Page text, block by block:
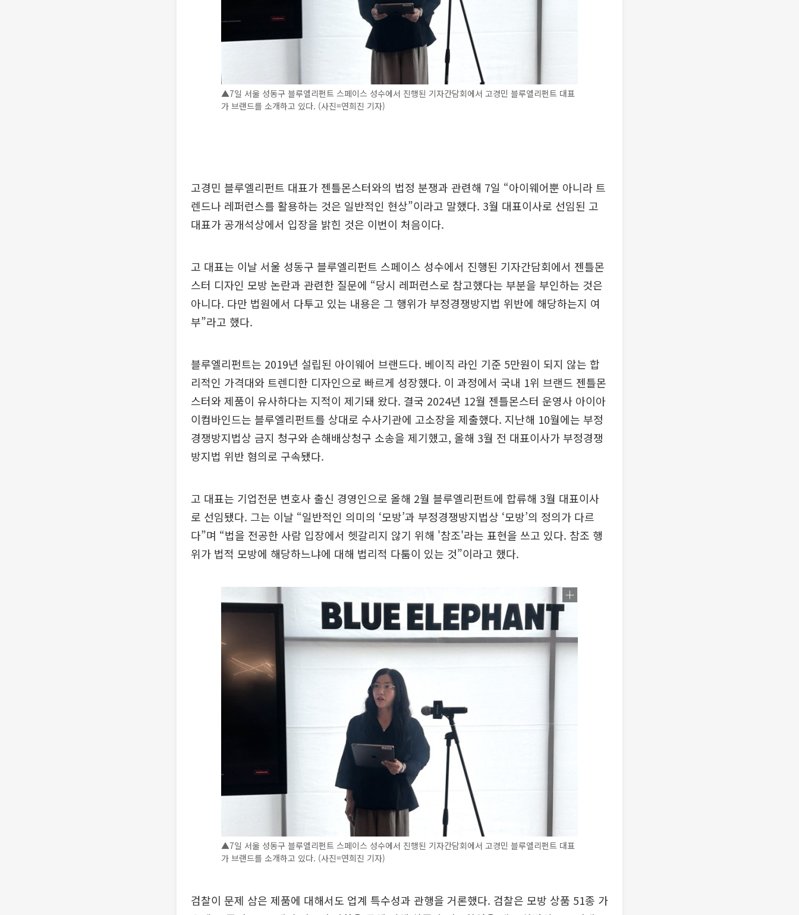
▲7일 서울 성동구 블루엘리펀트 스페이스 성수에서 진행된 기자간담회에서 고경민 블루엘리펀트 대표
가 브랜드를 소개하고 있다. (사진=연희진 기자)
고경민 블루엘리펀트 대표가 젠틀몬스터와의 법정 분쟁과 관련해 7일 “아이웨어뿐 아니라 트
렌드나 레퍼런스를 활용하는 것은 일반적인 현상”이라고 말했다. 3월 대표이사로 선임된 고
대표가 공개석상에서 입장을 밝힌 것은 이번이 처음이다.
고 대표는 이날 서울 성동구 블루엘리펀트 스페이스 성수에서 진행된 기자간담회에서 젠틀몬
스터 디자인 모방 논란과 관련한 질문에 “당시 레퍼런스로 참고했다는 부분을 부인하는 것은
아니다. 다만 법원에서 다투고 있는 내용은 그 행위가 부정경쟁방지법 위반에 해당하는지 여
부”라고 했다.
블루엘리펀트는 2019년 설립된 아이웨어 브랜드다. 베이직 라인 기준 5만원이 되지 않는 합
리적인 가격대와 트렌디한 디자인으로 빠르게 성장했다. 이 과정에서 국내 1위 브랜드 젠틀몬
스터와 제품이 유사하다는 지적이 제기돼 왔다. 결국 2024년 12월 젠틀몬스터 운영사 아이아
이컴바인드는 블루엘리펀트를 상대로 수사기관에 고소장을 제출했다. 지난해 10월에는 부정
경쟁방지법상 금지 청구와 손해배상청구 소송을 제기했고, 올해 3월 전 대표이사가 부정경쟁
방지법 위반 혐의로 구속됐다.
고 대표는 기업전문 변호사 출신 경영인으로 올해 2월 블루엘리펀트에 합류해 3월 대표이사
로 선임됐다. 그는 이날 “일반적인 의미의 ‘모방’과 부정경쟁방지법상 ‘모방’의 정의가 다르
다”며 “법을 전공한 사람 입장에서 헷갈리지 않기 위해 '참조'라는 표현을 쓰고 있다. 참조 행
위가 법적 모방에 해당하느냐에 대해 법리적 다툼이 있는 것”이라고 했다.
▲7일 서울 성동구 블루엘리펀트 스페이스 성수에서 진행된 기자간담회에서 고경민 블루엘리펀트 대표
가 브랜드를 소개하고 있다. (사진=연희진 기자)
검찰이 문제 삼은 제품에 대해서도 업계 특수성과 관행을 거론했다. 검찰은 모방 상품 51종 가